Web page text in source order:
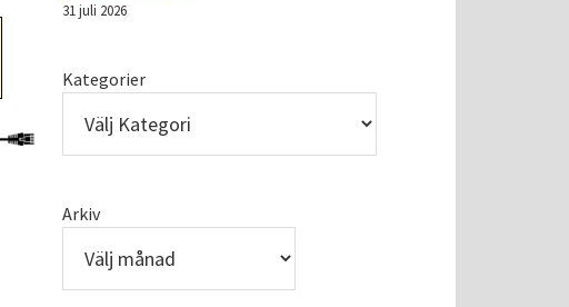
31 juli 2026
Kategorier
Arkiv